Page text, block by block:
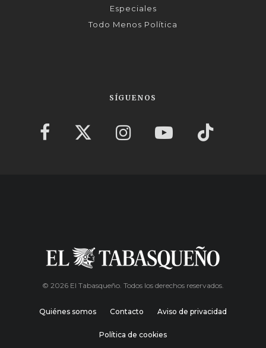
Especiales
Todo Menos Política
SÍGUENOS
© 2026 El Tabasqueño. Todos los derechos reservados.
Quiénes somos Contacto Aviso de privacidad
Política de cookies